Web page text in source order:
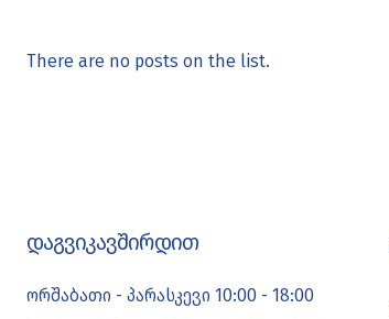
There are no posts on the list.
დაგვიკავშირდით
ორშაბათი - პარასკევი 10:00 - 18:00